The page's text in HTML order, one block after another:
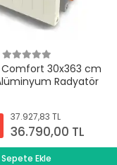
30x363 cm
Radyatör
37.927,83 TL
36.790,00 TL
Sepete Ekle